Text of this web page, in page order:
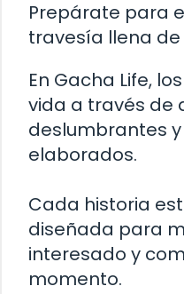
Prepárate para
travesía llena
En Gacha Life,
vida a través de
deslumbrantes
elaborados.
Cada historia
diseñada para
interesado y
momento.